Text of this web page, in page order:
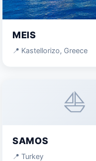
MEIS
📍 Kastellorizo, Greece
⛵
SAMOS
📍 Turkey